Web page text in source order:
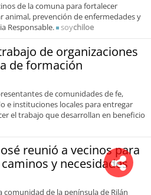
de la comuna para fortalecer
animal, prevención de enfermedades y
Responsable.
soychiloe
de organizaciones
de formación
de comunidades de fe,
e instituciones locales para entregar
el trabajo que desarrollan en beneficio
reunió a vecinos para
y necesidades
comunidad de la península de Rilán